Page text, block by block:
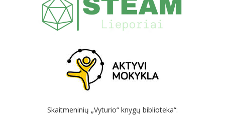
Skaitmeninių „Vyturio“ knygų biblioteka“: